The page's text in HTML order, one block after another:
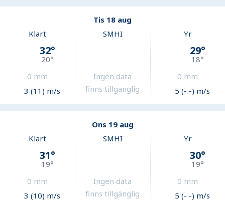
Tis 18 aug
Klart
32°
20°
0 mm
3 (11) m/s
SMHI
Ingen data
finns tillgänglig
Yr
29°
18°
0 mm
5 (- -) m/s
Ons 19 aug
Klart
31°
19°
0 mm
3 (10) m/s
SMHI
Ingen data
finns tillgänglig
Yr
30°
19°
0 mm
5 (- -) m/s